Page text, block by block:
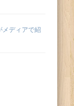
メディアで紹